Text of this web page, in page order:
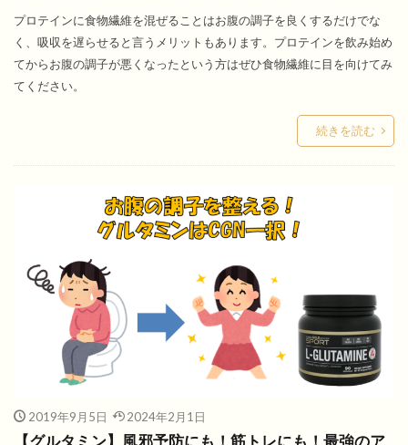
プロテインに食物繊維を混ぜることはお腹の調子を良くするだけでな
く、吸収を遅らせると言うメリットもあります。プロテインを飲み始め
てからお腹の調子が悪くなったという方はぜひ食物繊維に目を向けてみ
てください。
続きを読む
2019年9月5日 2024年2月1日
【グルタミン】風邪予防にも！筋トレにも！最強のア